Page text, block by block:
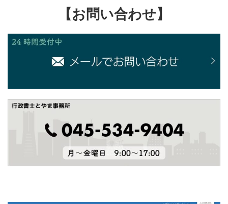
【お問い合わせ】